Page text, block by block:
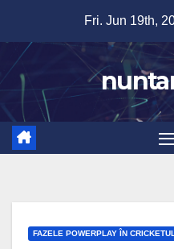
content
Fri. Jun 19th,
FAZELE POWERPLAY ÎN